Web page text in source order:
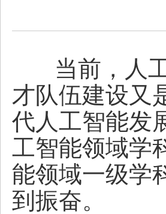
当前，人
才队伍建设又
代人工智能发
工智能领域学
能领域一级学
到振奋。